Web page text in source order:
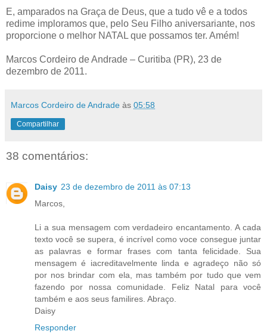
E, amparados na Graça de Deus, que a tudo vê e a todos
redime imploramos que, pelo Seu Filho aniversariante, nos
proporcione o melhor NATAL que possamos ter. Amém!
Marcos Cordeiro de Andrade – Curitiba (PR), 23 de
dezembro de 2011.
Marcos Cordeiro de Andrade às 05:58
Compartilhar
38 comentários:
Daisy 23 de dezembro de 2011 às 07:13
Marcos,
Li a sua mensagem com verdadeiro encantamento. A cada
texto você se supera, é incrível como voce consegue juntar
as palavras e formar frases com tanta felicidade. Sua
mensagem é iacreditavelmente linda e agradeço não só
por nos brindar com ela, mas também por tudo que vem
fazendo por nossa comunidade. Feliz Natal para você
também e aos seus familires. Abraço.
Daisy
Responder